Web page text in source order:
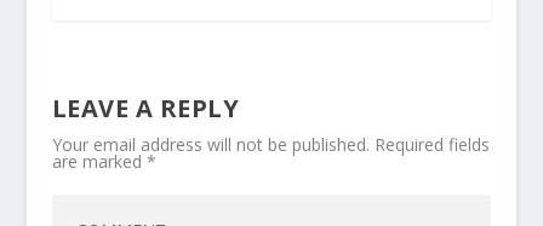
LEAVE A REPLY
Your email address will not be published. Required fields
are marked *